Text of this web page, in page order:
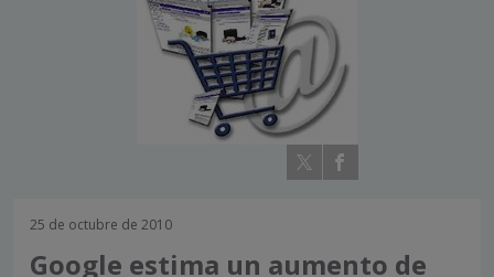
25 de octubre de 2010
Google estima un aumento de